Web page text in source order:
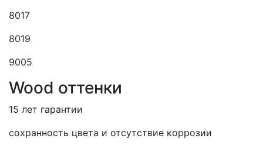
8017
8019
9005
Wood оттенки
15 лет гарантии
сохранность цвета и отсутствие коррозии